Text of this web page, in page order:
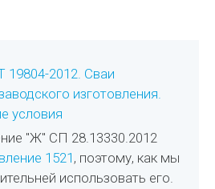
2012. Сваи
изготовления.
условия
"Ж" СП 28.13330.2012
1521 , поэтому, как мы
использовать его.